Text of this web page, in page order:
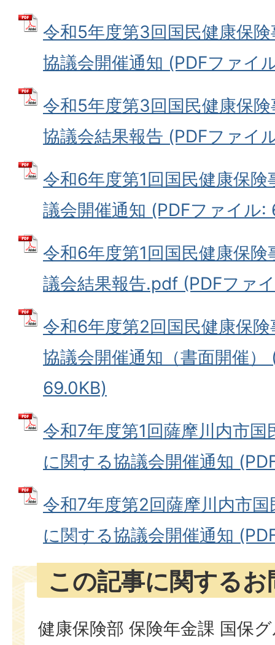
令和5年度第3回国民健康保
協議会開催通知 (PDFファイ
令和5年度第3回国民健康保
協議会結果報告 (PDFファイ
令和6年度第1回国民健康保
議会開催通知 (PDFファイル:
令和6年度第1回国民健康保
議会結果報告.pdf (PDFファ
令和6年度第2回国民健康保
協議会開催通知（書面開催）
69.0KB)
令和7年度第1回薩摩川内市
に関する協議会開催通知
令和7年度第2回薩摩川内市
に関する協議会開催通知
この記事に関する
健康保険部 保険年金課 国保